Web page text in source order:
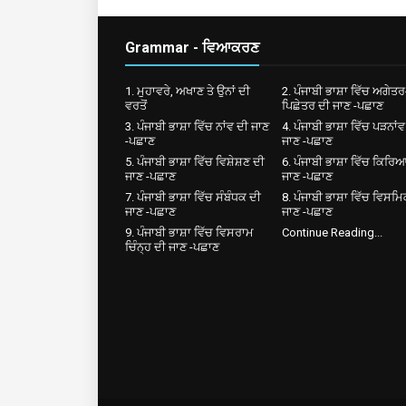
Grammar - ਵਿਆਕਰਣ
1. ਮੁਹਾਵਰੇ, ਅਖਾਣ ਤੇ ਉਨਾਂ ਦੀ
ਵਰਤੋਂ
2. ਪੰਜਾਬੀ ਭਾਸ਼ਾ ਵਿੱਚ
ਪਿਛੇਤਰ ਦੀ ਜਾਣ -ਪਛਾਣ
3. ਪੰਜਾਬੀ ਭਾਸ਼ਾ ਵਿੱਚ ਨਾਂਵ ਦੀ ਜਾਣ
-ਪਛਾਣ
4. ਪੰਜਾਬੀ ਭਾਸ਼ਾ ਵਿੱਚ
ਜਾਣ -ਪਛਾਣ
5. ਪੰਜਾਬੀ ਭਾਸ਼ਾ ਵਿੱਚ ਵਿਸ਼ੇਸ਼ਣ ਦੀ
ਜਾਣ -ਪਛਾਣ
6. ਪੰਜਾਬੀ ਭਾਸ਼ਾ ਵਿੱਚ
ਜਾਣ -ਪਛਾਣ
7. ਪੰਜਾਬੀ ਭਾਸ਼ਾ ਵਿੱਚ ਸੰਬੰਧਕ ਦੀ
ਜਾਣ -ਪਛਾਣ
8. ਪੰਜਾਬੀ ਭਾਸ਼ਾ ਵਿੱਚ
ਜਾਣ -ਪਛਾਣ
9. ਪੰਜਾਬੀ ਭਾਸ਼ਾ ਵਿੱਚ ਵਿਸਰਾਮ
ਚਿੰਨ੍ਹ ਦੀ ਜਾਣ -ਪਛਾਣ
Continue Reading...